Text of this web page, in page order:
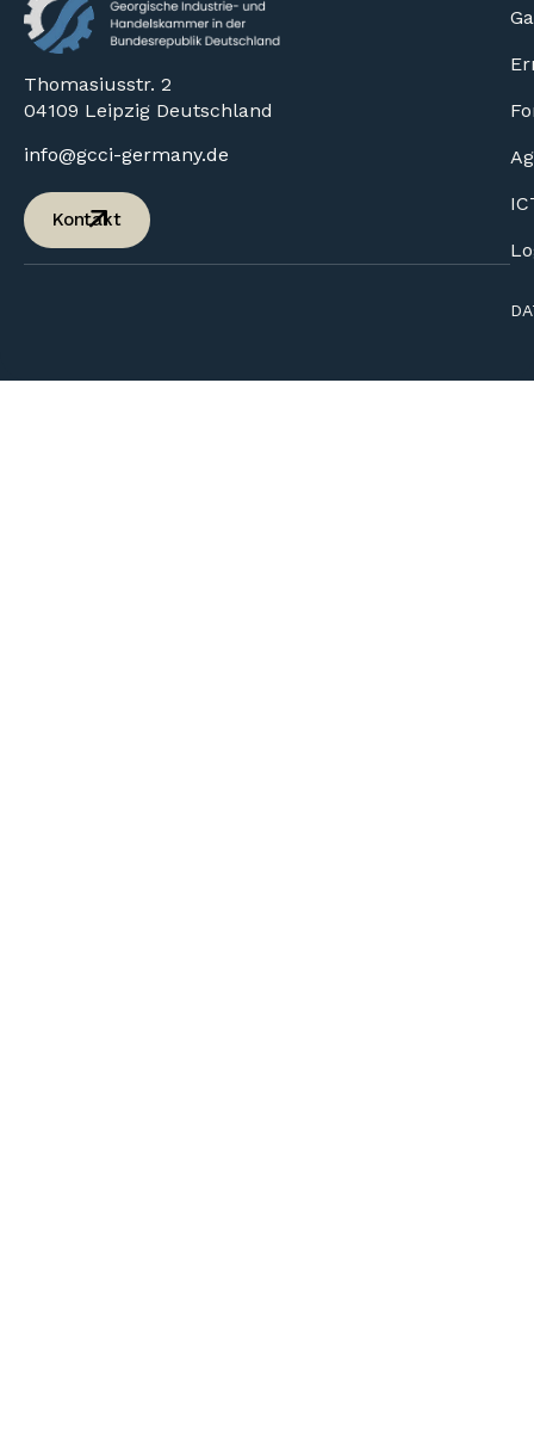
Thomasiusstr. 2
04109 Leipzig Deutschland
info@gcci-germany.de
Kontakt